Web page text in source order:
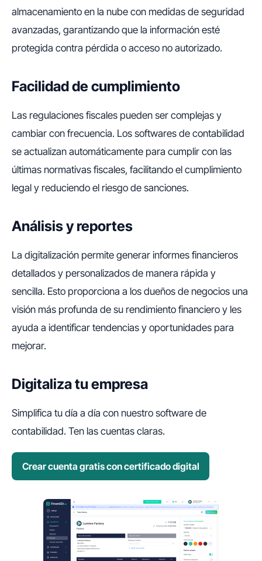
almacenamiento en la nube con medidas de seguridad
avanzadas, garantizando que la información esté
protegida contra pérdida o acceso no autorizado.
Facilidad de cumplimiento
Las regulaciones fiscales pueden ser complejas y
cambiar con frecuencia. Los softwares de contabilidad
se actualizan automáticamente para cumplir con las
últimas normativas fiscales, facilitando el cumplimiento
legal y reduciendo el riesgo de sanciones.
Análisis y reportes
La digitalización permite generar informes financieros
detallados y personalizados de manera rápida y
sencilla. Esto proporciona a los dueños de negocios una
visión más profunda de su rendimiento financiero y les
ayuda a identificar tendencias y oportunidades para
mejorar.
Digitaliza tu empresa
Simplifica tu día a día con nuestro software de
contabilidad. Ten las cuentas claras.
Crear cuenta gratis con certificado digital